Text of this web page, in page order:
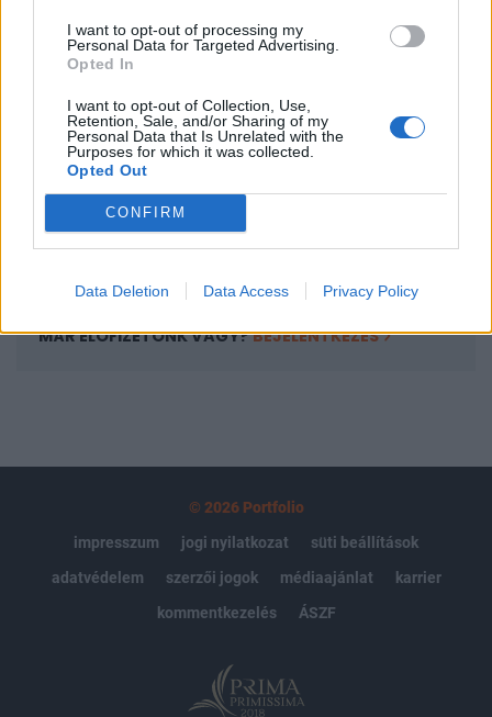
I want to opt-out of processing my
Personal Data for Targeted Advertising.
Opted In
I want to opt-out of Collection, Use,
Retention, Sale, and/or Sharing of my
Personal Data that Is Unrelated with the
Purposes for which it was collected.
Opted Out
CONFIRM
Data Deletion Data Access Privacy Policy
A keresett cikk a portfolio.hu hírarchívumához
tartozik, melynek olvasása előfizetéses
regisztrációhoz kötött.
Az előfizetés a következőket tartalmazza:
Portfolio.hu teljes cikkarchívum
Kötéslisták: BÉT elmúlt 2 év napon belüli
kötéslistái
MÁR ELŐFIZETŐNK VAGY?BEJELENTKEZÉS
© 2026 Portfolio
impresszum
jogi nyilatkozat
süti beállítások
adatvédelem
szerzői jogok médiaajánlat
karrier
kommentkezelés
ÁSZF